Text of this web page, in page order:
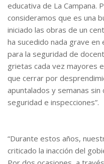
educativa de La Campana.
consideramos que es una
iniciado las obras de un
ha sucedido nada grave
para la seguridad de
grietas cada vez mayores
que cerrar por
apuntalados y semanas
seguridad e inspecciones”.
“Durante estos años,
criticado la inacción del